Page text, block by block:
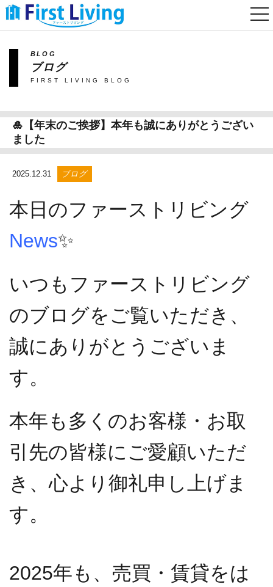
BLOG
ブログ
FIRST LIVING BLOG
🎍【年末のご挨拶】本年も誠にありがとうござい
ました
2025.12.31 ブログ
本日のファーストリビング
News✨
いつもファーストリビング
のブログをご覧いただき、
誠にありがとうございま
す。
本年も多くのお客様・お取
引先の皆様にご愛顧いただ
き、心より御礼申し上げま
す。
2025年も、売買・賃貸をは